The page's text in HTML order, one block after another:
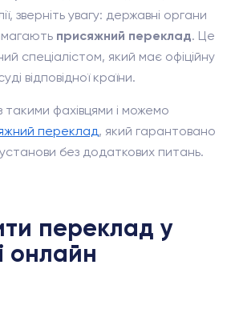
зверніть увагу: державні органи
присяжний переклад. Це
спеціалістом, який має офіційну
відповідної країни.
фахівцями і можемо
переклад, який гарантовано
без додаткових питань.
переклад у
онлайн